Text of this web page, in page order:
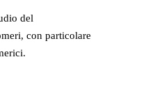
del
con particolare